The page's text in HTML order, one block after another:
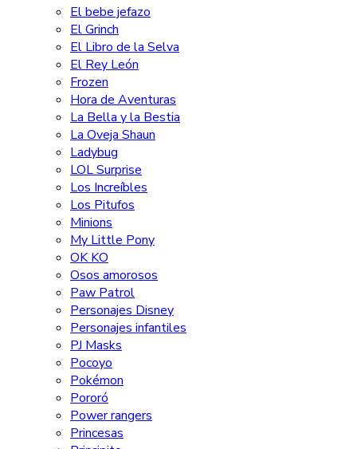
El bebe jefazo
El Grinch
El Libro de la Selva
El Rey León
Frozen
Hora de Aventuras
La Bella y la Bestia
La Oveja Shaun
Ladybug
LOL Surprise
Los Increíbles
Los Pitufos
Minions
My Little Pony
OK KO
Osos amorosos
Paw Patrol
Personajes Disney
Personajes infantiles
PJ Masks
Pocoyo
Pokémon
Pororó
Power rangers
Princesas